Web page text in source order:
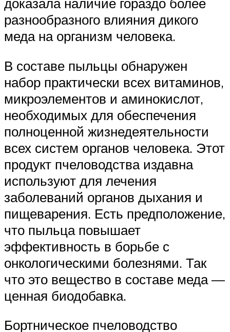
разнообразного влияния дикого
меда на организм человека.
В составе пыльцы обнаружен
набор практически всех витаминов,
микроэлементов и аминокислот,
необходимых для обеспечения
полноценной жизнедеятельности
всех систем органов человека. Этот
продукт пчеловодства издавна
используют для лечения
заболеваний органов дыхания и
пищеварения. Есть предположение,
что пыльца повышает
эффективность в борьбе с
онкологическими болезнями. Так
что это вещество в составе меда —
ценная биодобавка.
Бортническое пчеловодство